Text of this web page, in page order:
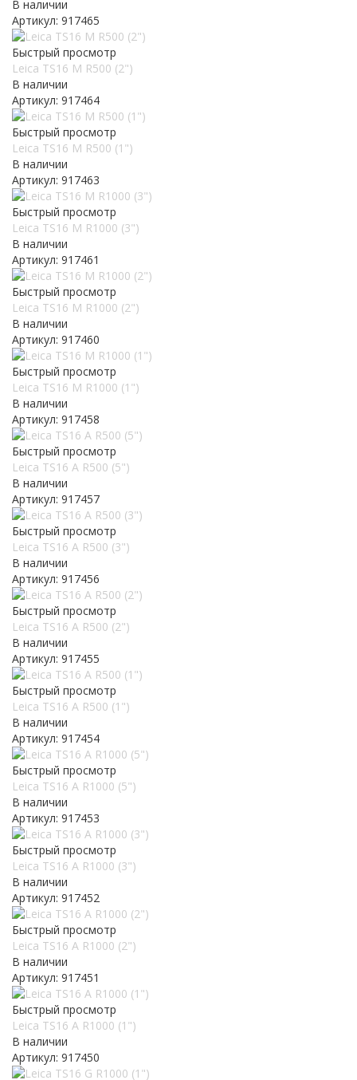
В наличии
Артикул: 917465
Быстрый просмотр
Leica TS16 M R500 (2")
В наличии
Артикул: 917464
Быстрый просмотр
Leica TS16 M R500 (1")
В наличии
Артикул: 917463
Быстрый просмотр
Leica TS16 M R1000 (3")
В наличии
Артикул: 917461
Быстрый просмотр
Leica TS16 M R1000 (2")
В наличии
Артикул: 917460
Быстрый просмотр
Leica TS16 M R1000 (1")
В наличии
Артикул: 917458
Быстрый просмотр
Leica TS16 A R500 (5")
В наличии
Артикул: 917457
Быстрый просмотр
Leica TS16 A R500 (3")
В наличии
Артикул: 917456
Быстрый просмотр
Leica TS16 A R500 (2")
В наличии
Артикул: 917455
Быстрый просмотр
Leica TS16 A R500 (1")
В наличии
Артикул: 917454
Быстрый просмотр
Leica TS16 A R1000 (5")
В наличии
Артикул: 917453
Быстрый просмотр
Leica TS16 A R1000 (3")
В наличии
Артикул: 917452
Быстрый просмотр
Leica TS16 A R1000 (2")
В наличии
Артикул: 917451
Быстрый просмотр
Leica TS16 A R1000 (1")
В наличии
Артикул: 917450